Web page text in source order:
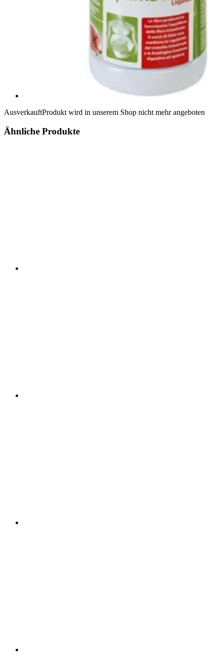
AusverkauftProdukt wird in unserem Shop nicht mehr angeboten
Ähnliche Produkte